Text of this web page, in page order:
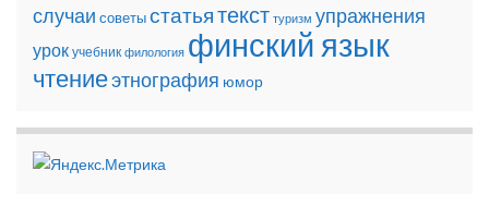
случаи советыстатьятекст туризм упражнения
урок учебник филология финский язык
чтениеэтнография юмор